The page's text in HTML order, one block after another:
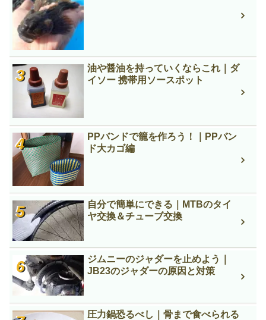
油や醤油を持っていくならこれ｜ダ
イソー 携帯用ソースポット
PPバンドで籠を作ろう！｜PPバン
ド大カゴ編
自分で簡単にできる｜MTBのタイ
ヤ交換＆チューブ交換
ジムニーのジャダーを止めよう｜
JB23のジャダーの原因と対策
圧力鍋恐るべし｜骨まで食べられる